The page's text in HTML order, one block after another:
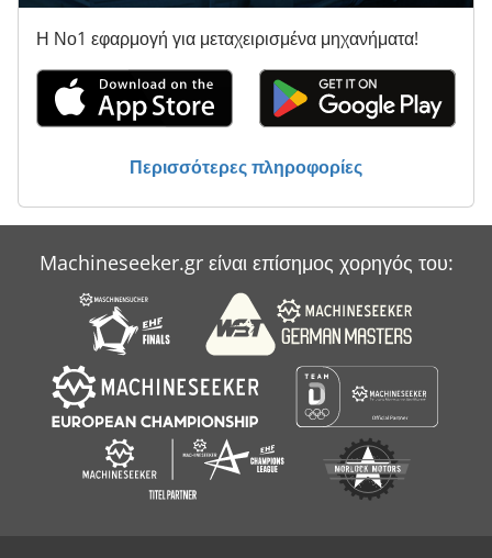
Η Νο1 εφαρμογή για μεταχειρισμένα μηχανήματα!
Περισσότερες πληροφορίες
Machineseeker.gr είναι επίσημος χορηγός του: